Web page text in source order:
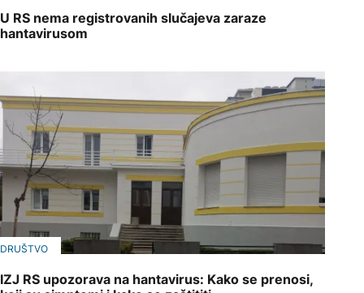
U RS nema registrovanih slučajeva zaraze
hantavirusom
DRUŠTVO
IZJ RS upozorava na hantavirus: Kako se prenosi,